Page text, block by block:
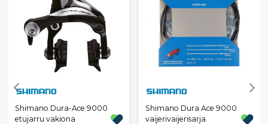
Shimano Dura-Ace 9000
etujarru vakiona
Shimano Dura Ace 9000
vaijerivaijerisarja